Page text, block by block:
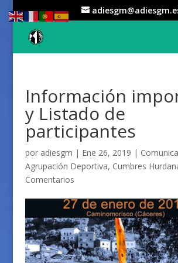
Información
y Listado de
participantes
por adiesgm | Ene 26, 2019 |
Agrupación Deportiva, Cumbres
Comentarios